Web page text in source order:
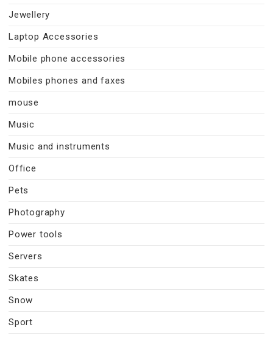
Jewellery
Laptop Accessories
Mobile phone accessories
Mobiles phones and faxes
mouse
Music
Music and instruments
Office
Pets
Photography
Power tools
Servers
Skates
Snow
Sport